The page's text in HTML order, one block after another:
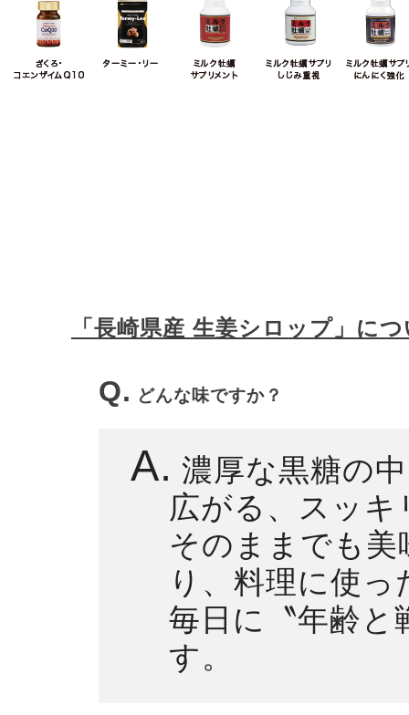
「長崎県産 生姜シロップ」に
Q. どんな味ですか？
A. 濃厚な黒糖の
広がる、スッ
そのままでも
り、料理に使
毎日に〝年齢と
す。